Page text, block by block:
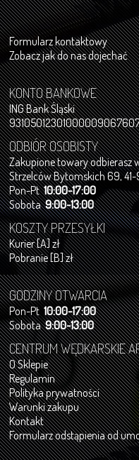
Formularz kontaktowy
Zobacz jak do nas dojechać
KONTO BANKOWE
ING Bank Śląski
ODBIÓR OSOBISTY
Zakupione towary odbierasz
Strzelców Bytomskich 69, 41-
Pon-Pt10:00-17:00
Sobota9:00-13:00
KOSZTY PRZESYŁKI
Kurier [A] zł
Pobranie [B] zł
GODZINY OTWARCIA
Pon-Pt10:00-17:00
Sobota9:00-13:00
CENTRUM WĘDKARSKIE
O Sklepie
Regulamin
Polityka prywatności
Warunki zakupu
Kontakt
Formularz odstąpienia od